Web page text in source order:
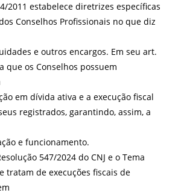
2011 estabelece diretrizes específicas
Conselhos Profissionais no que diz
e outros encargos. Em seu art.
que os Conselhos possuem
em dívida ativa e a execução fiscal
registrados, garantindo, assim, a
e funcionamento.
547/2024 do CNJ e o Tema
tratam de execuções fiscais de